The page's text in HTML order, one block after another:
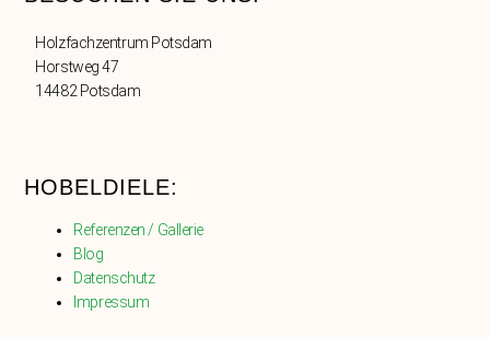
Holzfachzentrum Potsdam
Horstweg 47
14482 Potsdam
HOBELDIELE:
Referenzen / Gallerie
Blog
Datenschutz
Impressum